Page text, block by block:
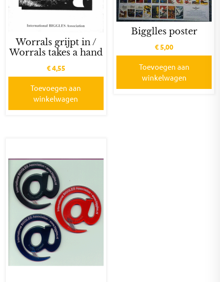
Worrals grijpt in /
Worrals takes a hand
€4,55
Toevoegen aan
winkelwagen
Bigglles poster
€ 5,00
Toevoegen aan
winkelwagen